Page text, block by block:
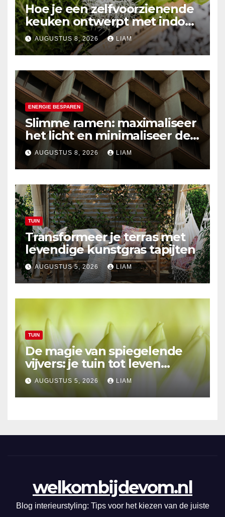
Hoe je een zelfvoorzienende
keuken ontwerpt met indoor
kruidenkweek
AUGUSTUS 8, 2026 LIAM
ENERGIE BESPAREN
Slimme ramen: maximaliseer
het licht en minimaliseer de
hitte
AUGUSTUS 8, 2026 LIAM
TUIN
Transformeer je terras met
levendige kunstgras tapijten
AUGUSTUS 5, 2026 LIAM
TUIN
De magie van spiegelende
vijvers: je tuin tot leven
brengen
AUGUSTUS 5, 2026 LIAM
welkombijdevom.nl
Blog interieurstyling: Tips voor het kiezen van de juiste